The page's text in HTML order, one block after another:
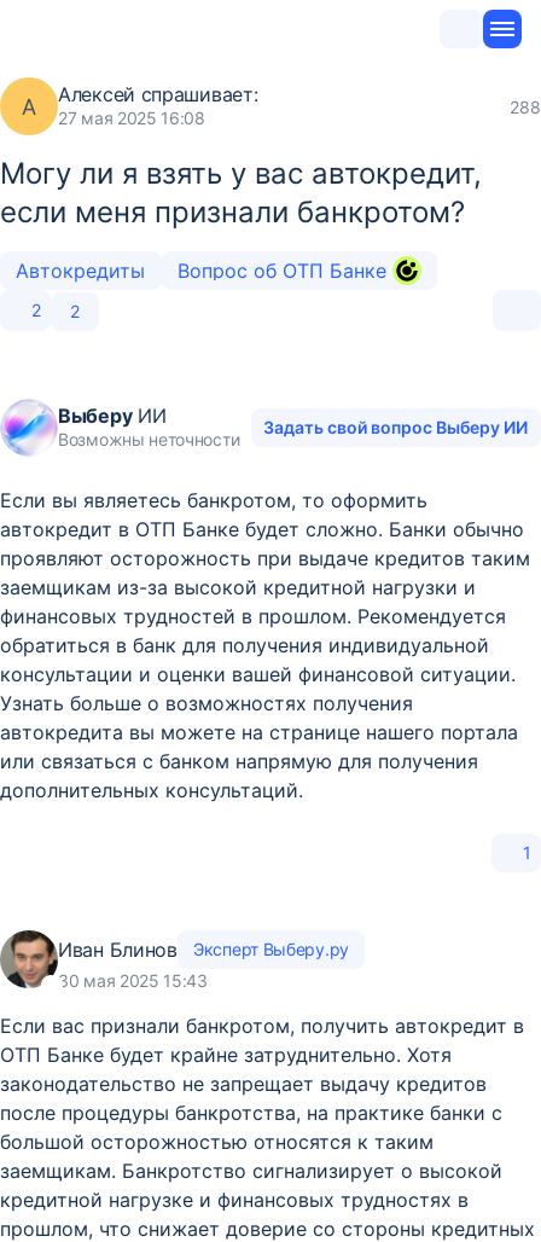
А Алексей спрашивает:
27 мая 2025 16:08
288
Могу ли я взять у вас автокредит,
если меня признали банкротом?
Автокредиты Вопрос об ОТП Банке
2 2
ВыберуИИ
Возможны неточности
Задать свой вопрос Выберу ИИ
Если вы являетесь банкротом, то оформить
автокредит в ОТП Банке будет сложно. Банки обычно
проявляют осторожность при выдаче кредитов таким
заемщикам из-за высокой кредитной нагрузки и
финансовых трудностей в прошлом. Рекомендуется
обратиться в банк для получения индивидуальной
консультации и оценки вашей финансовой ситуации.
Узнать больше о возможностях получения
автокредита вы можете на странице нашего портала
или связаться с банком напрямую для получения
дополнительных консультаций.
1
Иван Блинов
Эксперт Выберу.ру
30 мая 2025 15:43
Если вас признали банкротом, получить автокредит в
ОТП Банке будет крайне затруднительно. Хотя
законодательство не запрещает выдачу кредитов
после процедуры банкротства, на практике банки с
большой осторожностью относятся к таким
заемщикам. Банкротство сигнализирует о высокой
кредитной нагрузке и финансовых трудностях в
прошлом, что снижает доверие со стороны кредитных